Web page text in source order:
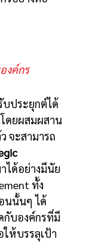
งค์กร
บประยุกต์ได้
ดยผสมผสาน
จะสามารถ
ได้อย่างมีนัย
ทั้ง
นนั้นๆ ได้
กับองค์กรที่มี
ห้บรรลุเป้า